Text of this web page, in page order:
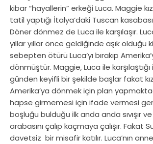
kibar “hayallerin” erkeği Luca. Maggie
tatil yaptığı İtalya’daki Tuscan
Döner dönmez de Luca ile karşılaşır.
yıllar yıllar önce geldiğinde aşık olduğu
sebepten ötürü Luca’yı bırakıp
dönmüştür. Maggie, Luca ile
günden keyifli bir şekilde başlar fakat
Amerika’ya dönmek için plan
hapse girmemesi için ifade vermesi
boşluğu bulduğu ilk anda anda sıvışır ve
arabasını çalıp kaçmaya çalışır. Fakat
davetsiz bir misafir katılır. Luca’nın